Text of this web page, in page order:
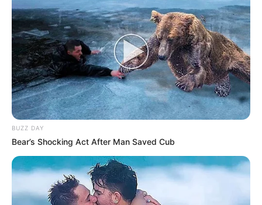
BUZZ DAY
Bear’s Shocking Act After Man Saved Cub